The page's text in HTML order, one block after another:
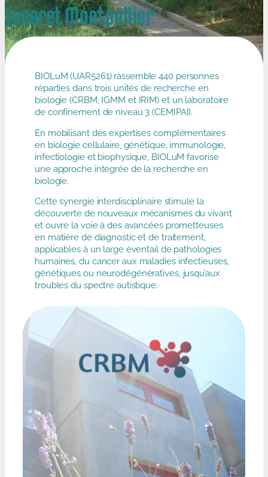
Lunaret Montpellier
BIOLuM (UAR5261) rassemble 440 personnes
réparties dans trois unités de recherche en
biologie (CRBM, IGMM et IRIM) et un laboratoire
de confinement de niveau 3 (CEMIPAI).
En mobilisant des expertises complémentaires
en biologie cellulaire, génétique, immunologie,
infectiologie et biophysique, BIOLuM favorise
une approche intégrée de la recherche en
biologie.
Cette synergie interdisciplinaire stimule la
découverte de nouveaux mécanismes du vivant
et ouvre la voie à des avancées prometteuses
en matière de diagnostic et de traitement,
applicables à un large éventail de pathologies
humaines, du cancer aux maladies infectieuses,
génétiques ou neurodégénératives, jusqu’aux
troubles du spectre autistique.